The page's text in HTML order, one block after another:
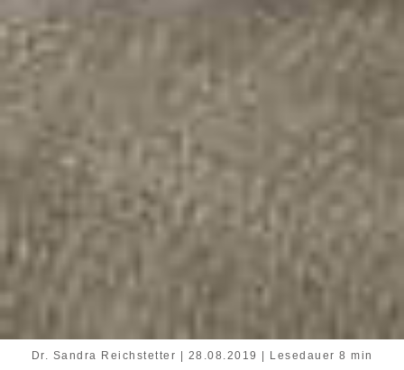
Dr. Sandra Reichstetter | 28.08.2019 | Lesedauer 8 min